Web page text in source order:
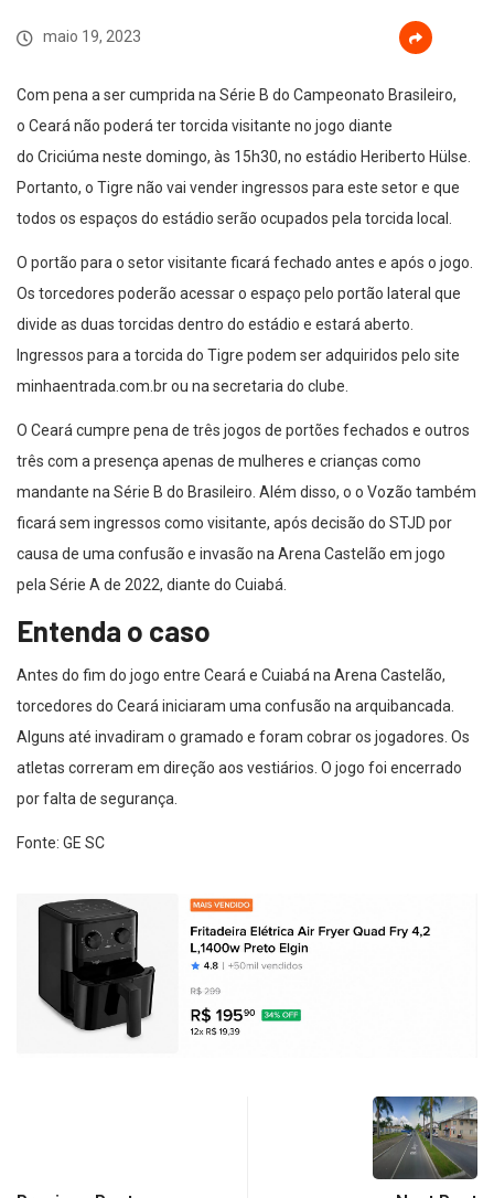
maio 19, 2023
Com pena a ser cumprida na Série B do Campeonato Brasileiro,
o Ceará não poderá ter torcida visitante no jogo diante
do Criciúma neste domingo, às 15h30, no estádio Heriberto Hülse.
Portanto, o Tigre não vai vender ingressos para este setor e que
todos os espaços do estádio serão ocupados pela torcida local.
O portão para o setor visitante ficará fechado antes e após o jogo.
Os torcedores poderão acessar o espaço pelo portão lateral que
divide as duas torcidas dentro do estádio e estará aberto.
Ingressos para a torcida do Tigre podem ser adquiridos pelo site
minhaentrada.com.br ou na secretaria do clube.
O Ceará cumpre pena de três jogos de portões fechados e outros
três com a presença apenas de mulheres e crianças como
mandante na Série B do Brasileiro. Além disso, o o Vozão também
ficará sem ingressos como visitante, após decisão do STJD por
causa de uma confusão e invasão na Arena Castelão em jogo
pela Série A de 2022, diante do Cuiabá.
Entenda o caso
Antes do fim do jogo entre Ceará e Cuiabá na Arena Castelão,
torcedores do Ceará iniciaram uma confusão na arquibancada.
Alguns até invadiram o gramado e foram cobrar os jogadores. Os
atletas correram em direção aos vestiários. O jogo foi encerrado
por falta de segurança.
Fonte: GE SC